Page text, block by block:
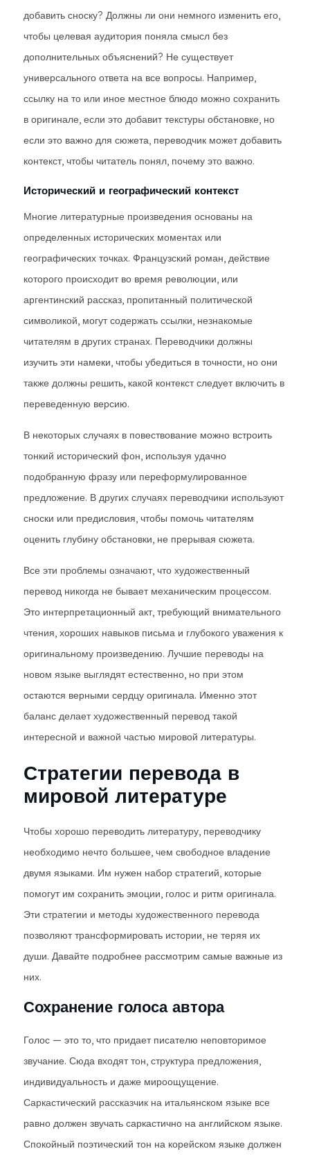
добавить сноску? Должны ли они немного изменить его,
чтобы целевая аудитория поняла смысл без
дополнительных объяснений? Не существует
универсального ответа на все вопросы. Например,
ссылку на то или иное местное блюдо можно сохранить
в оригинале, если это добавит текстуры обстановке, но
если это важно для сюжета, переводчик может добавить
контекст, чтобы читатель понял, почему это важно.
Исторический и географический контекст
Многие литературные произведения основаны на
определенных исторических моментах или
географических точках. Французский роман, действие
которого происходит во время революции, или
аргентинский рассказ, пропитанный политической
символикой, могут содержать ссылки, незнакомые
читателям в других странах. Переводчики должны
изучить эти намеки, чтобы убедиться в точности, но они
также должны решить, какой контекст следует включить в
переведенную версию.
В некоторых случаях в повествование можно встроить
тонкий исторический фон, используя удачно
подобранную фразу или переформулированное
предложение. В других случаях переводчики используют
сноски или предисловия, чтобы помочь читателям
оценить глубину обстановки, не прерывая сюжета.
Все эти проблемы означают, что художественный
перевод никогда не бывает механическим процессом.
Это интерпретационный акт, требующий внимательного
чтения, хороших навыков письма и глубокого уважения к
оригинальному произведению. Лучшие переводы на
новом языке выглядят естественно, но при этом
остаются верными сердцу оригинала. Именно этот
баланс делает художественный перевод такой
интересной и важной частью мировой литературы.
Стратегии перевода в
мировой литературе
Чтобы хорошо переводить литературу, переводчику
необходимо нечто большее, чем свободное владение
двумя языками. Им нужен набор стратегий, которые
помогут им сохранить эмоции, голос и ритм оригинала.
Эти стратегии и методы художественного перевода
позволяют трансформировать истории, не теряя их
души. Давайте подробнее рассмотрим самые важные из
них.
Сохранение голоса автора
Голос — это то, что придает писателю неповторимое
звучание. Сюда входят тон, структура предложения,
индивидуальность и даже мироощущение.
Саркастический рассказчик на итальянском языке все
равно должен звучать саркастично на английском языке.
Спокойный поэтический тон на корейском языке должен